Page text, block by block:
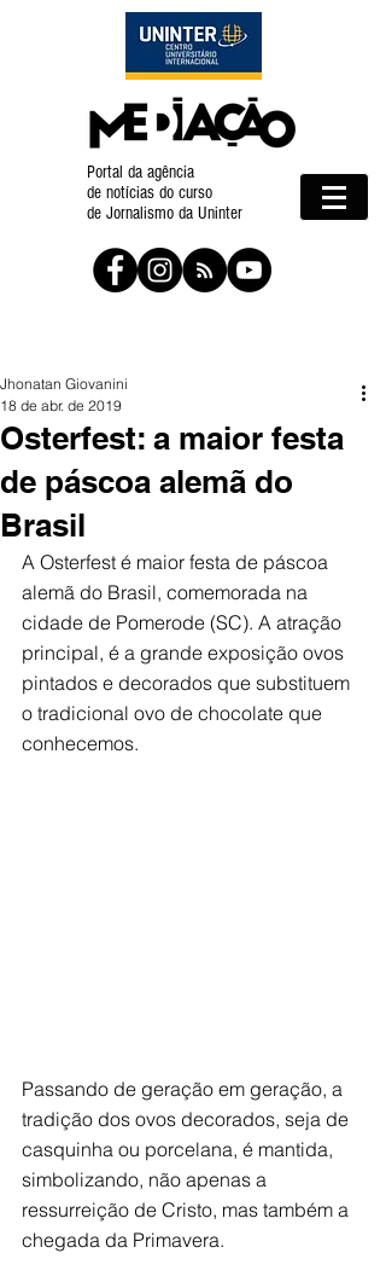
Portal da agência
de notícias do curso
de Jornalismo da Uninter
Osterfest: a maior festa
de páscoa alemã do
Brasil
Jhonatan Giovanini
18 de abr. de 2019
A Osterfest é maior festa de páscoa
alemã do Brasil, comemorada na
cidade de Pomerode (SC). A atração
principal, é a grande exposição ovos
pintados e decorados que substituem
o tradicional ovo de chocolate que
conhecemos.
Passando de geração em geração, a
tradição dos ovos decorados, seja de
casquinha ou porcelana, é mantida,
simbolizando, não apenas a
ressurreição de Cristo, mas também a
chegada da Primavera.